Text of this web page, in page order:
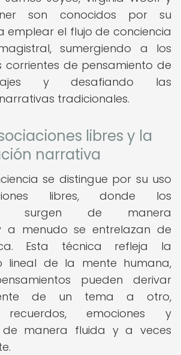
son conocidos por su
emplear el flujo de conciencia
sumergiendo a los
corrientes de pensamiento de
y desafiando las
tradicionales.
libres y la
narrativa
se distingue por su uso
libres, donde los
surgen de manera
a menudo se entrelazan de
Esta técnica refleja la
lineal de la mente humana,
pueden derivar
de un tema a otro,
recuerdos, emociones y
de manera fluida y a veces